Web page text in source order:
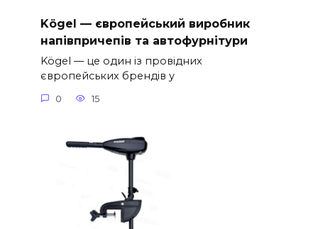
Kögel — європейський виробник
напівпричепів та автофурнітури
Kögel — це один із провідних
європейських брендів у
0 15